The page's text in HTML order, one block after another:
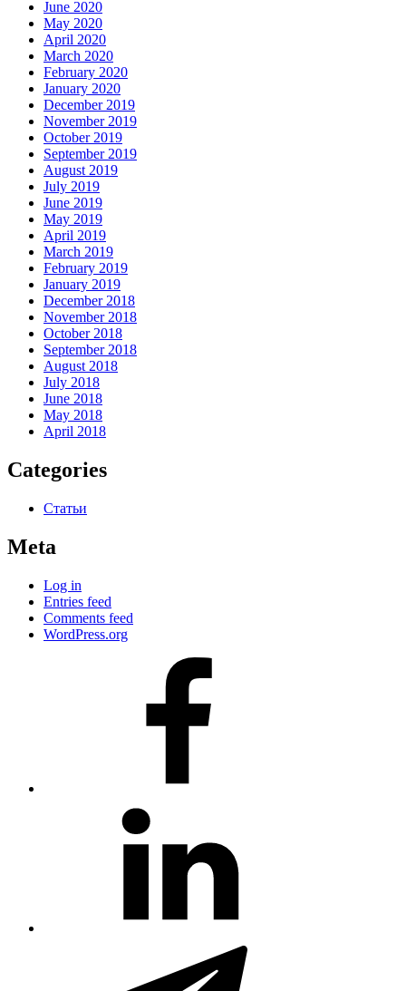
June 2020
May 2020
April 2020
March 2020
February 2020
January 2020
December 2019
November 2019
October 2019
September 2019
August 2019
July 2019
June 2019
May 2019
April 2019
March 2019
February 2019
January 2019
December 2018
November 2018
October 2018
September 2018
August 2018
July 2018
June 2018
May 2018
April 2018
Categories
Статьи
Meta
Log in
Entries feed
Comments feed
WordPress.org